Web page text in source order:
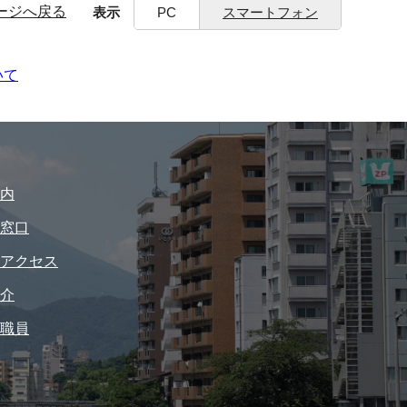
ジへ戻る 表示 PC スマートフォン
口
クセス
員